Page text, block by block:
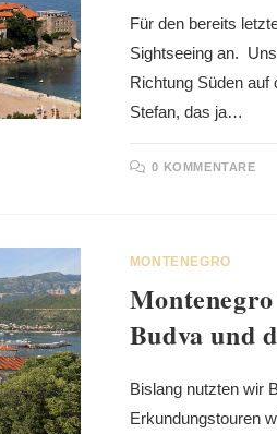
Für den bereits
Sightseeing an.
Richtung Süden auf
Stefan, das ja…
0 KOMMENTARE
MONTENEGRO
Budva und
Bislang nutzten wir
Erkundungstouren